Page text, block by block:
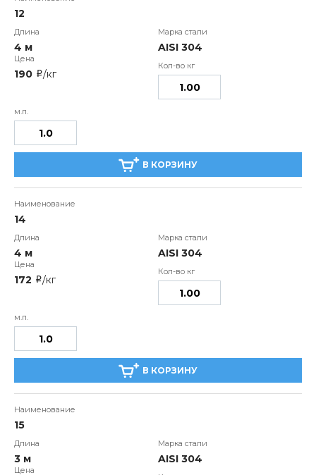
12
4 м AISI 304
190 i/кг
В КОРЗИНУ
14
4 м AISI 304
172 i/кг
В КОРЗИНУ
15
3 м AISI 304